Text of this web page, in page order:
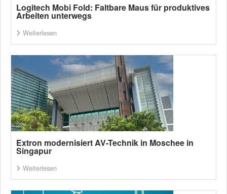
Logitech Mobi Fold: Faltbare Maus für produktives
Arbeiten unterwegs
Weiterlesen
Extron modernisiert AV-Technik in Moschee in
Singapur
Weiterlesen